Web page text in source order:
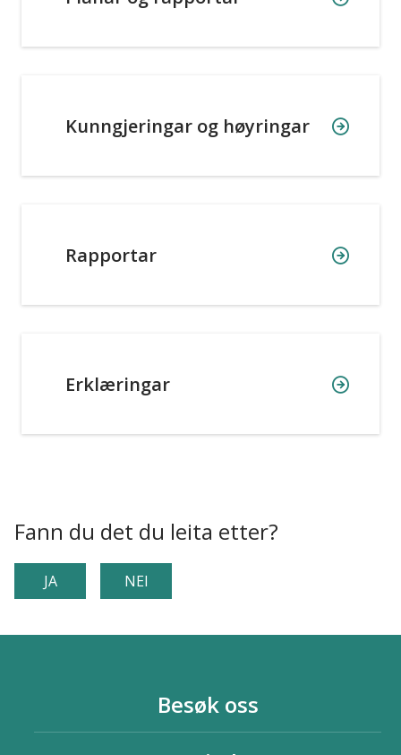
Kunngjeringar og høyringar
Rapportar
Erklæringar
Fann du det du leita etter?
JA NEI
Besøk oss